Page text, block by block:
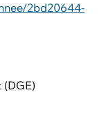
2bd20644-